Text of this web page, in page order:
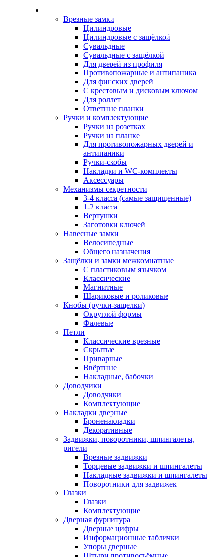
Врезные замки
Цилиндровые
Цилиндровые с защёлкой
Сувальдные
Сувальдные с защёлкой
Для дверей из профиля
Противопожарные и антипаника
Для финских дверей
С крестовым и дисковым ключом
Для роллет
Ответные планки
Ручки и комплектующие
Ручки на розетках
Ручки на планке
Для противопожарных дверей и
антипаники
Ручки-скобы
Накладки и WC-комплекты
Аксессуары
Механизмы секретности
3-4 класса (самые защищенные)
1-2 класса
Вертушки
Заготовки ключей
Навесные замки
Велосипедные
Общего назначения
Защёлки и замки межкомнатные
С пластиковым язычком
Классические
Магнитные
Шариковые и роликовые
Кнобы (ручки-защелки)
Округлой формы
Фалевые
Петли
Классические врезные
Скрытые
Приварные
Ввёртные
Накладные, бабочки
Доводчики
Доводчики
Комплектующие
Накладки дверные
Броненакладки
Декоративные
Задвижки, поворотники, шпингалеты,
ригели
Врезные задвижки
Торцевые задвижки и шпингалеты
Накладные задвижки и шпингалеты
Поворотники для задвижек
Глазки
Глазки
Комплектующие
Дверная фурнитура
Дверные цифры
Информационные таблички
Упоры дверные
Штыри противосъёмные